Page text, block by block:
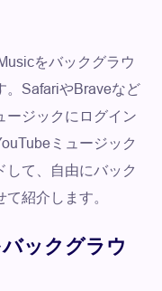
をバックグラウ
。SafariやBraveなど
ージックにログイン
ミュージック
て、自由にバック
紹介します。
ックグラウ